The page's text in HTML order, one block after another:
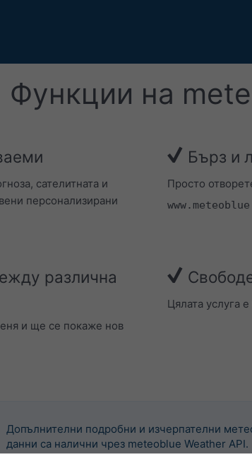
Функции на
сателитната и
персонализирани
Бърз и
Просто
различна
и ще се покаже нов
Цялата услуга
Допълнителни подробни и изчерпателни
данни са налични чрез meteoblue Weather API.